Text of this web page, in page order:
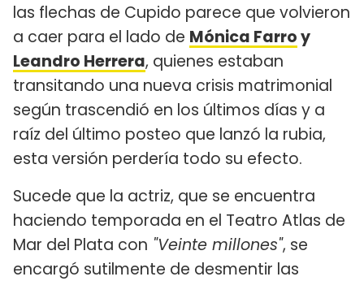
las flechas de Cupido parece que volvieron
a caer para el lado de Mónica Farroy
Leandro Herrera, quienes estaban
transitando una nueva crisis matrimonial
según trascendió en los últimos días y a
raíz del último posteo que lanzó la rubia,
esta versión perdería todo su efecto.
Sucede que la actriz, que se encuentra
haciendo temporada en el Teatro Atlas de
Mar del Plata con "Veinte millones", se
encargó sutilmente de desmentir las